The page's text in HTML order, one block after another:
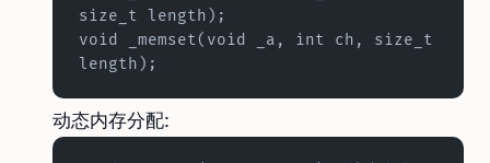
size_t length);
void _memset(void _a, int ch, size_t
length);
动态内存分配: